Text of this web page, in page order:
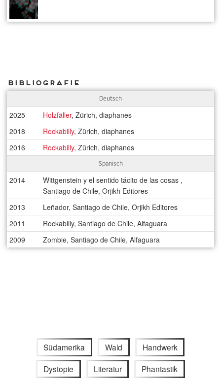
Bibliografie
Deutsch
2025 Holzfäller, Zürich, diaphanes
2018
Rockabilly, Zürich, diaphanes
2016
Rockabilly, Zürich, diaphanes
Spanisch
2014
Wittgenstein y el sentido tácito de las cosas ,
Santiago de Chile, Orjikh Editores
2013
Leñador, Santiago de Chile, Orjikh Editores
2011
Rockabilly, Santiago de Chile, Alfaguara
2009
Zombie, Santiago de Chile, Alfaguara
Südamerika Wald Handwerk
Dystopie Literatur Phantastik